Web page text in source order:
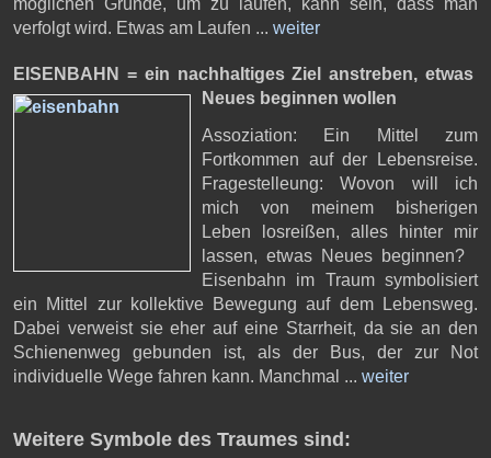
möglichen Gründe, um zu laufen, kann sein, dass man
verfolgt wird. Etwas am Laufen ... weiter
EISENBAHN = ein nachhaltiges Ziel anstreben, etwas
Neues beginnen wollen
Assoziation: Ein Mittel zum
Fortkommen auf der Lebensreise.
Fragestelleung: Wovon will ich
mich von meinem bisherigen
Leben losreißen, alles hinter mir
lassen, etwas Neues beginnen?
Eisenbahn im Traum symbolisiert
ein Mittel zur kollektive Bewegung auf dem Lebensweg.
Dabei verweist sie eher auf eine Starrheit, da sie an den
Schienenweg gebunden ist, als der Bus, der zur Not
individuelle Wege fahren kann. Manchmal ... weiter
Weitere Symbole des Traumes sind: